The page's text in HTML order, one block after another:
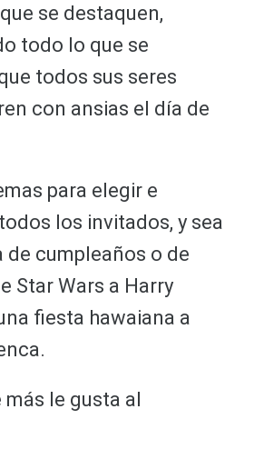
se destaquen,
todo lo que se
todos sus seres
con ansias el día de
para elegir e
los invitados, y sea
de cumpleaños o de
Star Wars a Harry
fiesta hawaiana a
le gusta al